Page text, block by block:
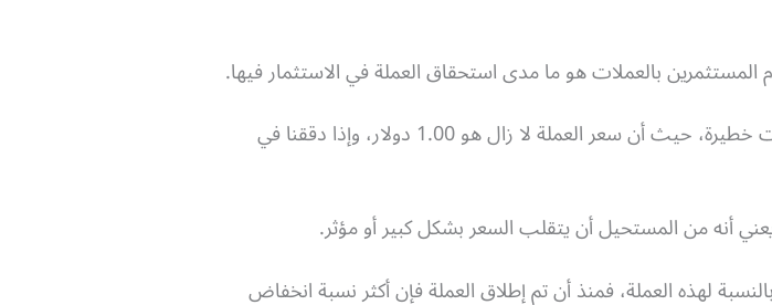
بالعملات هو ما مدى استحقاق العملة في الاستثمار فيها.
حسب موقع CoinMarketCap؛ لم تشهد عملة Tether أي تقلبات خطيرة، حيث أن سعر العملة لا زال هو 1.00 دولار، وإذا دققنا في
أنه من المستحيل أن يتقلب السعر بشكل كبير أو مؤثر.
لهذه العملة، فمنذ أن تم إطلاق العملة فإن أكثر نسبة انخفاض